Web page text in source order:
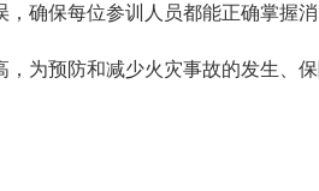
确保每位参训人员都能正确掌握消
为预防和减少火灾事故的发生、